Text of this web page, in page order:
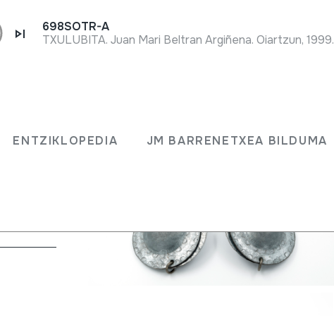
ENTZIKLOPEDIA JM BARRENETXEA BILDUMA
698SOTR-A
TXULUBITA. Juan Mari Beltran Argiñena. Oiartzun, 1999.